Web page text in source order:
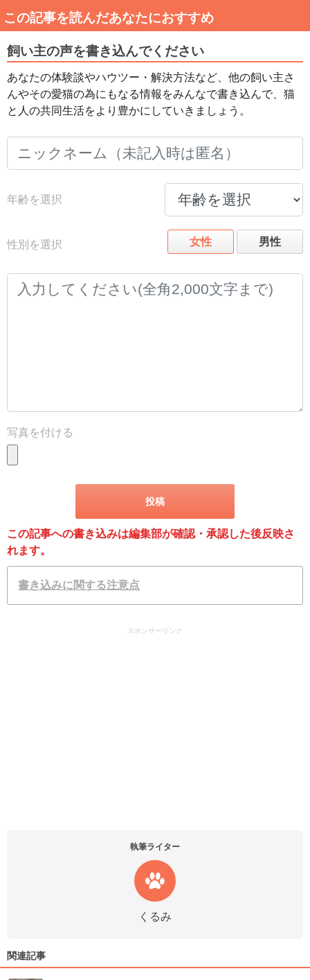
この記事を読んだあなたにおすすめ
飼い主の声を書き込んでください
あなたの体験談やハウツー・解決方法など、他の飼い主さ
んやその愛猫の為にもなる情報をみんなで書き込んで、猫
と人の共同生活をより豊かにしていきましょう。
年齢を選択
性別を選択 女性 男性
写真を付ける
この記事への書き込みは編集部が確認・承認した後反映さ
れます。
書き込みに関する注意点
スポンサーリンク
執筆ライター
くるみ
関連記事